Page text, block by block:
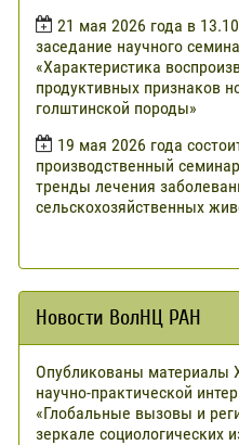
21 мая 2026 года в
заседание научного
«Характеристика
продуктивных признаков
голштинской породы»
19 мая 2026 года
производственный
тренды лечения
сельскохозяйственных
Новости ВолНЦ РАН
Опубликованы материалы
научно-практической
«Глобальные вызовы и
зеркале социологических